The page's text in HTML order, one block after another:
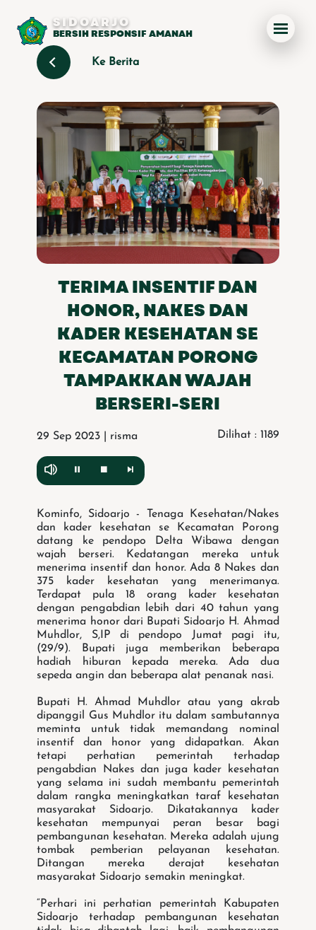
SIDOARJO
BERSIH RESPONSIF AMANAH
Ke Berita
TERIMA INSENTIF DAN
HONOR, NAKES DAN
KADER KESEHATAN SE
KECAMATAN PORONG
TAMPAKKAN WAJAH
BERSERI-SERI
29 Sep 2023 | risma Dilihat : 1189
Kominfo, Sidoarjo - Tenaga Kesehatan/Nakes
dan kader kesehatan se Kecamatan Porong
datang ke pendopo Delta Wibawa dengan
wajah berseri. Kedatangan mereka untuk
menerima insentif dan honor. Ada 8 Nakes dan
375 kader kesehatan yang menerimanya.
Terdapat pula 18 orang kader kesehatan
dengan pengabdian lebih dari 40 tahun yang
menerima honor dari Bupati Sidoarjo H. Ahmad
Muhdlor, S,IP di pendopo Jumat pagi itu,
(29/9). Bupati juga memberikan beberapa
hadiah hiburan kepada mereka. Ada dua
sepeda angin dan beberapa alat penanak nasi.
Bupati H. Ahmad Muhdlor atau yang akrab
dipanggil Gus Muhdlor itu dalam sambutannya
meminta untuk tidak memandang nominal
insentif dan honor yang didapatkan. Akan
tetapi perhatian pemerintah terhadap
pengabdian Nakes dan juga kader kesehatan
yang selama ini sudah membantu pemerintah
dalam rangka meningkatkan taraf kesehatan
masyarakat Sidoarjo. Dikatakannya kader
kesehatan mempunyai peran besar bagi
pembangunan kesehatan. Mereka adalah ujung
tombak pemberian pelayanan kesehatan.
Ditangan mereka derajat kesehatan
masyarakat Sidoarjo semakin meningkat.
“Perhari ini perhatian pemerintah Kabupaten
Sidoarjo terhadap pembangunan kesehatan